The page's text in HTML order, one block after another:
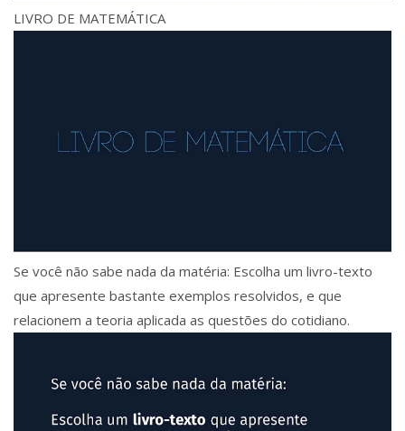
LIVRO DE MATEMÁTICA
Se você não sabe nada da matéria: Escolha um livro-texto
que apresente bastante exemplos resolvidos, e que
relacionem a teoria aplicada as questões do cotidiano.